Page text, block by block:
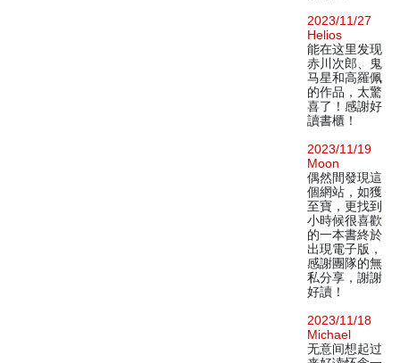
2023/11/27
Helios
能在这里发现
赤川次郎、鬼
马星和高羅佩
的作品，太驚
喜了！感謝好
讀書櫃！
2023/11/19
Moon
偶然間發現這
個網站，如獲
至寶，更找到
小時候很喜歡
的一本書終於
出現電子版，
感謝團隊的無
私分享，謝謝
好讀！
2023/11/18
Michael
无意间想起过